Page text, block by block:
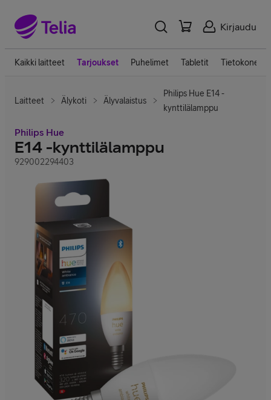
Kirjaudu
Kaikki laitteet Tarjoukset Puhelimet Tabletit Tietokoneet
Laitteet Älykoti Älyvalaistus
Philips Hue E14 -
kynttilälamppu
Philips Hue
E14 -kynttilälamppu
929002294403